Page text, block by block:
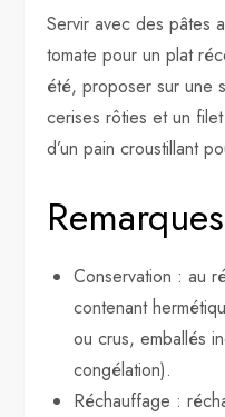
Servir avec des pâtes
tomate pour un plat
été, proposer sur une
cerises rôties et un
d’un pain croustillant
Remarques
Conservation : au
contenant
ou crus, emballés
congélation).
Réchauffage :